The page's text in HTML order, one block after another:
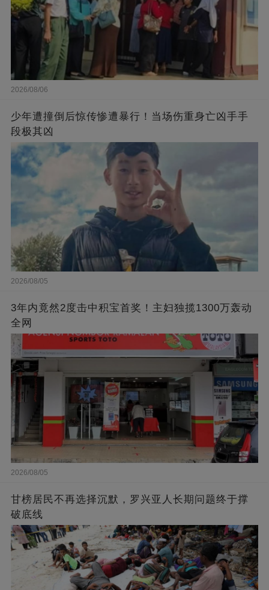
2026/08/06
少年遭撞倒后惊传惨遭暴行！当场伤重身亡凶手手
段极其凶
2026/08/05
3年内竟然2度击中积宝首奖！主妇独揽1300万轰动
全网
2026/08/05
甘榜居民不再选择沉默，罗兴亚人长期问题终于撑
破底线